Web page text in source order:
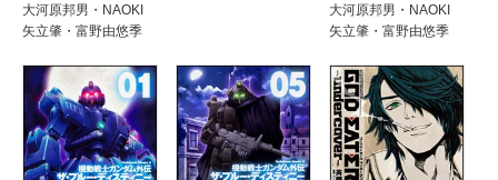
大河原邦男・NAOKI
矢立肇・富野由悠季
大河原邦男・NAOKI
矢立肇・富野由悠季